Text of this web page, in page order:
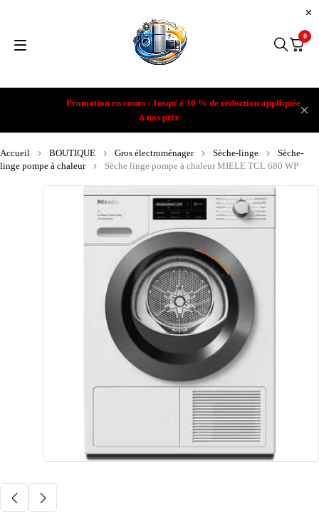
Promotion en cours : Jusqu'à 30 % de réduction appliquée
à nos prix
0
Accueil BOUTIQUE Gros électroménager Sèche-linge
Sèche-
linge pompe à chaleur
Sèche linge pompe à chaleur MIELE TCL 680 WP